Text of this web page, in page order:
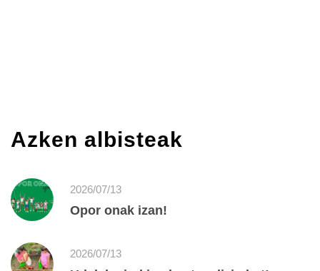
Azken albisteak
2026/07/13
Opor onak izan!
2026/07/13